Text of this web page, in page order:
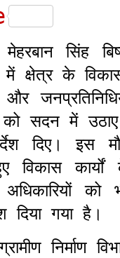
मेहरबान
में क्षेत्र के
सदन में
दिए। इस
विकास
को
दिया गया है।
निर्माण